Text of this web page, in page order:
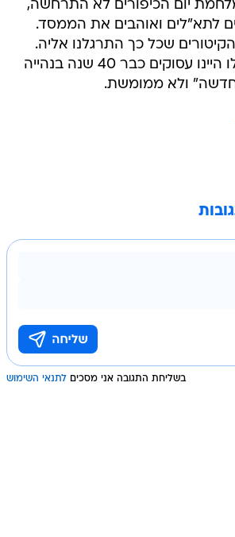
יום הכיפורים לא התרחשה,
לתא"לים ואוהבים את הממסד.
שכל כך התרגלנו אליה.
בעולם כזה, אולי לו היינו עסוקים כבר 40 שנה בנהייה
חדשה" ולא ממומשת.
בשליחת התגובה אני מסכים לתנאי השימוש